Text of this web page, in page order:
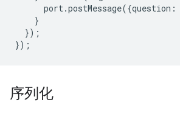
port.postMessage({question :
}
});
});
序列化